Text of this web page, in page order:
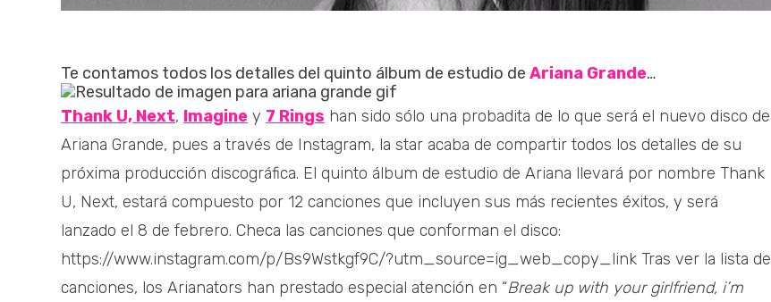
Te contamos todos los detalles del quinto álbum de estudio de Ariana Grande…
Thank U, Next, Imagine y 7 Rings han sido sólo una probadita de lo que será el nuevo disco de
Ariana Grande, pues a través de Instagram, la star acaba de compartir todos los detalles de su
próxima producción discográfica. El quinto álbum de estudio de Ariana llevará por nombre Thank
U, Next, estará compuesto por 12 canciones que incluyen sus más recientes éxitos, y será
lanzado el 8 de febrero. Checa las canciones que conforman el disco:
https://www.instagram.com/p/Bs9Wstkgf9C/?utm_source=ig_web_copy_link Tras ver la lista de
canciones, los Arianators han prestado especial atención en “Break up with your girlfriend, i’m